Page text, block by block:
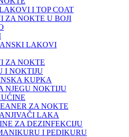
I TOP COAT
ZA NOKTE U BOJI
LAKOVI
ZA NOKTE
I NOKTIJU
KUPKA
NJEGU NOKTIJU
ZA NOKTE
LAKA
ZA DEZINFEKCIJU
I PEDIKURU